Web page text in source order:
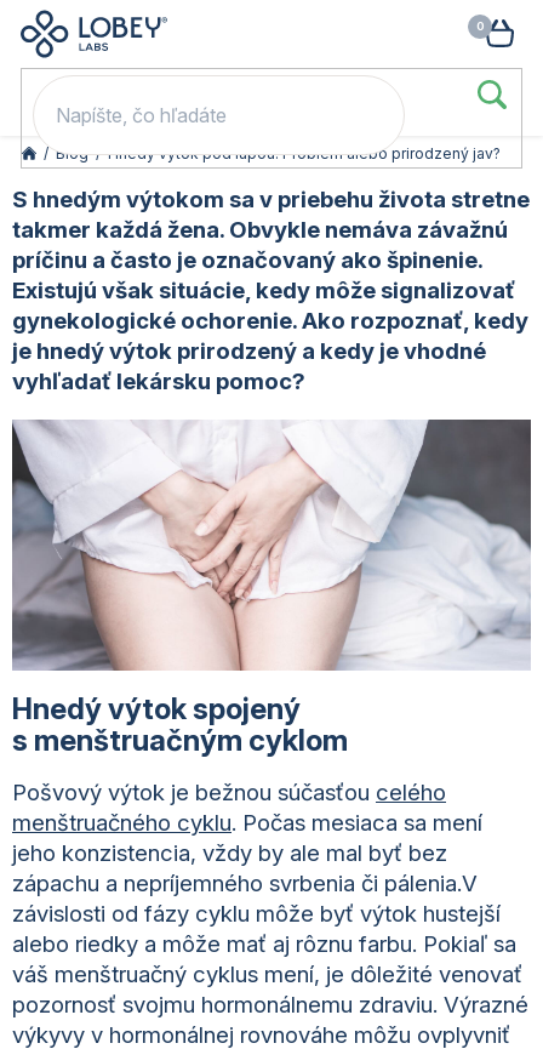
Prejsť
obsah
kódom LOB20 (nad 80 eur). 👉
/ Blog / Hnedý výtok pod lupou: Problém alebo prirodzený jav?
S hnedým výtokom sa v priebehu života stretne
takmer každá žena. Obvykle nemáva závažnú
príčinu a často je označovaný ako špinenie.
Existujú však situácie, kedy môže signalizovať
gynekologické ochorenie. Ako rozpoznať, kedy
je hnedý výtok prirodzený a kedy je vhodné
vyhľadať lekársku pomoc?
Hnedý výtok spojený
s menštruačným cyklom
Pošvový výtok je bežnou súčasťou celého
menštruačného cyklu. Počas mesiaca sa mení
jeho konzistencia, vždy by ale mal byť bez
zápachu a nepríjemného svrbenia či pálenia.V
závislosti od fázy cyklu môže byť výtok hustejší
alebo riedky a môže mať aj rôznu farbu. Pokiaľ sa
váš menštruačný cyklus mení, je dôležité venovať
pozornosť svojmu hormonálnemu zdraviu. Výrazné
výkyvy v hormonálnej rovnováhe môžu ovplyvniť